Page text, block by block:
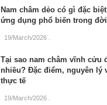
Nam châm dẻo có gì đặc
ứng dụng phổ biến trong
19/March/2026 .
Tại sao nam châm vĩnh cửu
nhiều? Đặc điểm, nguyên lý
thực tế
19/March/2026 .